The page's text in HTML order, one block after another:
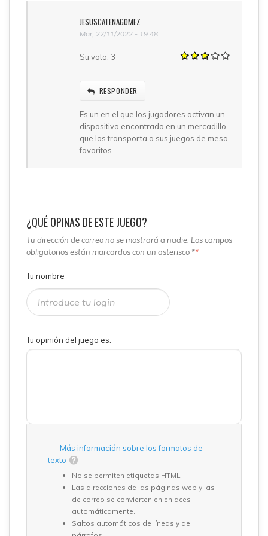
JESUSCATENAGOMEZ
Mar, 22/11/2022 - 19:48
Su voto: 3
RESPONDER
Es un en el que los jugadores activan un
dispositivo encontrado en un mercadillo
que los transporta a sus juegos de mesa
favoritos.
¿QUÉ OPINAS DE ESTE JUEGO?
Tu dirección de correo no se mostrará a nadie. Los campos
obligatorios están marcardos con un asterisco **
Tu nombre
Tu opinión del juego es:
Más información sobre los formatos de
texto
No se permiten etiquetas HTML.
Las direcciones de las páginas web y las
de correo se convierten en enlaces
automáticamente.
Saltos automáticos de líneas y de